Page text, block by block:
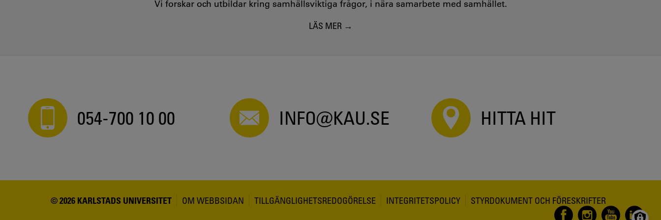
Vi forskar och utbildar kring samhällsviktiga frågor, i nära samarbete med samhället.
LÄS MER
054-700 10 00 INFO@KAU.SE HITTA HIT
© 2026 KARLSTADS UNIVERSITET OM WEBBSIDAN TILLGÄNGLIGHETSREDOGÖRELSE INTEGRITETSPOLICY STYRDOKUMENT OCH FÖRESKRIFTER